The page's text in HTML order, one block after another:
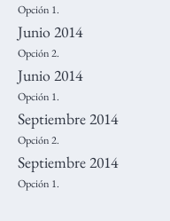
Opción 1.
Junio 2014
Opción 2.
Junio 2014
Opción 1.
Septiembre 2014
Opción 2.
Septiembre 2014
Opción 1.